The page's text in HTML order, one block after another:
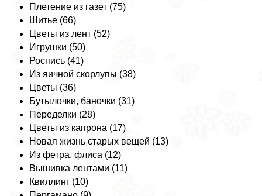
Плетение из газет (75)
Шитье (66)
Цветы из лент (52)
Игрушки (50)
Роспись (41)
Из яичной скорлупы (38)
Цветы (36)
Бутылочки, баночки (31)
Переделки (28)
Цветы из капрона (17)
Новая жизнь старых вещей (13)
Из фетра, флиса (12)
Вышивка лентами (11)
Квиллинг (10)